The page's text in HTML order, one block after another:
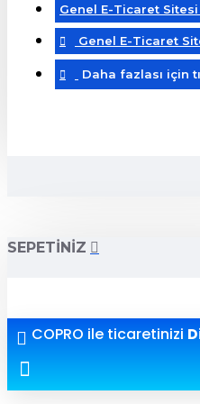
Genel E-Ticaret Sitesi
Genel E-Ticaret
Daha fazlası için
SEPETINIZ
COPRO ile ticaretinizi